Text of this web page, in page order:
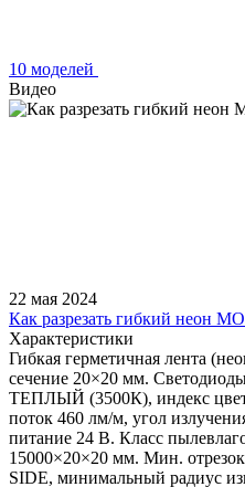
10 моделей
Видео
22 мая 2024
Как разрезать гибкий неон
Характеристики
Гибкая герметичная лента
сечение 20×20 мм.
ТЕПЛЫЙ (3500К), индекс
поток 460 лм/м, угол
питание 24 В. Класс
15000×20×20 мм. Мин.
SIDE, минимальный радиус